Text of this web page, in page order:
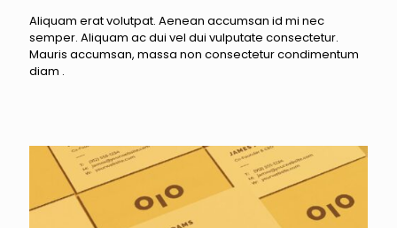
Aliquam erat volutpat. Aenean accumsan id mi nec
semper. Aliquam ac dui vel dui vulputate consectetur.
Mauris accumsan, massa non consectetur condimentum
diam .